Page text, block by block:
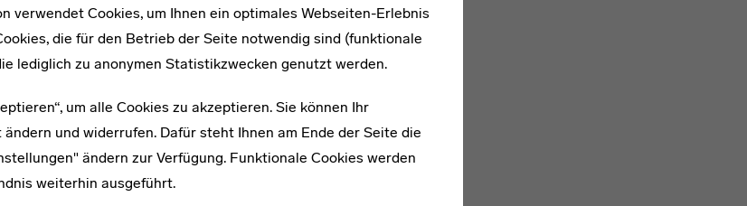
verwendet Cookies, um Ihnen ein optimales Webseiten-Erlebnis
die für den Betrieb der Seite notwendig sind (funktionale
lediglich zu anonymen Statistikzwecken genutzt werden.
um alle Cookies zu akzeptieren. Sie können Ihr
und widerrufen. Dafür steht Ihnen am Ende der Seite die
ändern zur Verfügung. Funktionale Cookies werden
weiterhin ausgeführt.